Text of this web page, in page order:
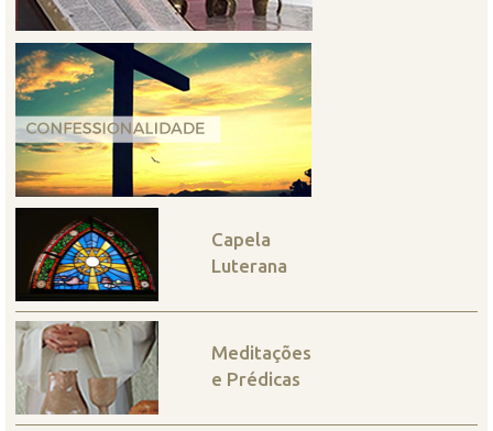
Capela
Luterana
Meditações
e Prédicas